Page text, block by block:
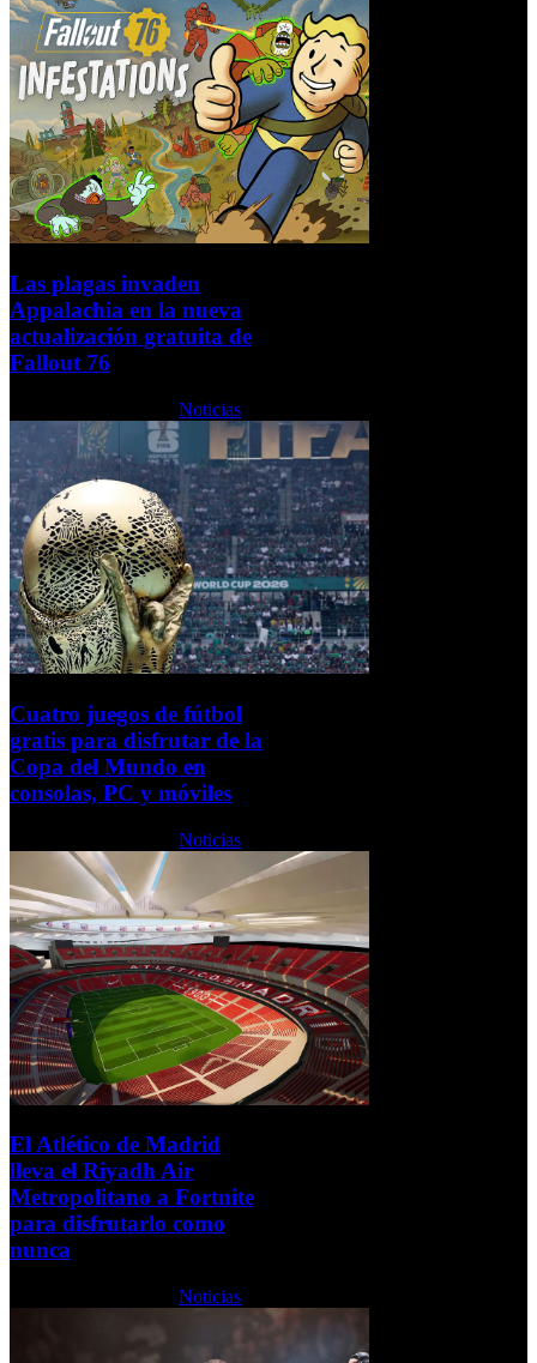
Las plagas invaden
Appalachia en la nueva
actualización gratuita de
Fallout 76
Noticias
Cuatro juegos de fútbol
gratis para disfrutar de la
Copa del Mundo en
consolas, PC y móviles
Noticias
El Atlético de Madrid
lleva el Riyadh Air
Metropolitano a Fortnite
para disfrutarlo como
nunca
Noticias